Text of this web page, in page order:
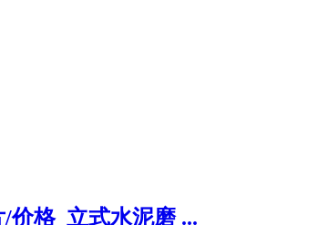
价格_立式水泥磨 ...